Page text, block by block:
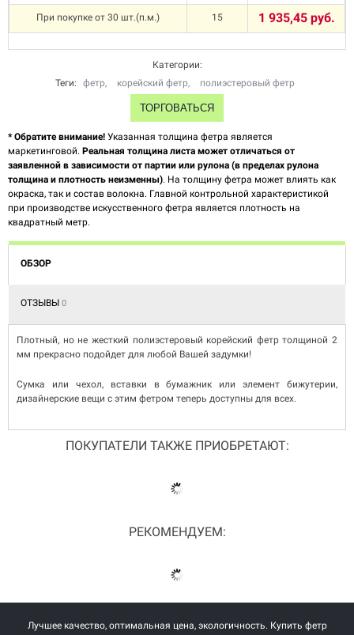
При покупке от 30 шт.(п.м.) 15 1 935,45 руб.
Категории:
Теги:
фетр, корейский фетр, полиэстеровый фетр
ТОРГОВАТЬСЯ
* Обратите внимание! Указанная толщина фетра является
маркетинговой. Реальная толщина листа может отличаться от
заявленной в зависимости от партии или рулона (в пределах рулона
толщина и плотность неизменны). На толщину фетра может влиять как
окраска, так и состав волокна. Главной контрольной характеристикой
при производстве искусственного фетра является плотность на
квадратный метр.
ОБЗОР
ОТЗЫВЫ 0
Плотный, но не жесткий полиэстеровый корейский фетр толщиной 2
мм прекрасно подойдет для любой Вашей задумки!
Сумка или чехол, вставки в бумажник или элемент бижутерии,
дизайнерские вещи с этим фетром теперь доступны для всех.
ПОКУПАТЕЛИ ТАКЖЕ ПРИОБРЕТАЮТ:
РЕКОМЕНДУЕМ:
Лучшее качество, оптимальная цена, экологичность. Купить фетр